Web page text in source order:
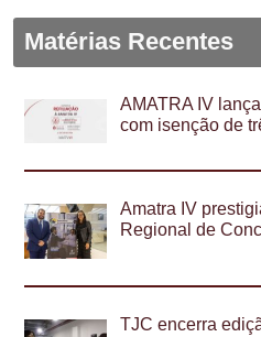
Matérias Recentes
AMATRA IV
com isenção de
Amatra IV
Regional de
TJC encerra